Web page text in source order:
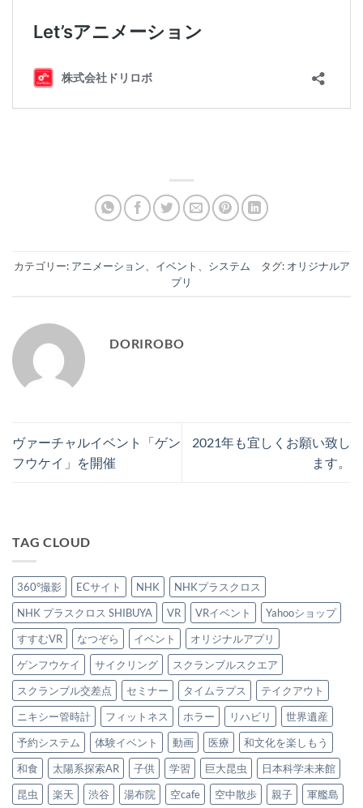
カテゴリー: アニメーション イベント システム タグ: オリジナルア
プリ
DORIROBO
ヴァーチャルイベント「ゲン
フウケイ」を開催
2021年も宜しくお願い致し
ます。
TAG CLOUD
360°撮影 ECサイト NHK
NHKプラスクロス
NHK プラスクロス SHIBUYA
VR VRイベント
Yahooショップ
すすむVR
なつぞら イベント
オリジナルアプリ
ゲンフウケイ
サイクリング
スクランブルスクエア
スクランブル交差点
セミナー タイムラプス
テイクアウト
ニキシー管時計
フィットネス ホラー リハビリ
世界遺産
予約システム
体験イベント 動画 医療
和文化を楽しもう
和食
太陽系探索AR 子供 学習 巨大昆虫
日本科学未来館
昆虫
楽天 渋谷 湯布院 空cafe 空中散歩 親子
軍艦島